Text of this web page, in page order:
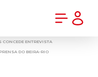
CONCEDE ENTREVISTA
DO BEIRA-RIO